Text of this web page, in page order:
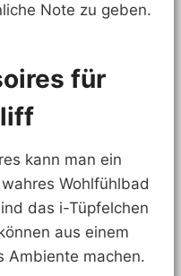
Note zu geben.
für
kann man ein
Wohlfühlbad
das i-Tüpfelchen
aus einem
Ambiente machen.